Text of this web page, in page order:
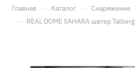
Главная — Каталог — Снаряжение
— REAL DOME SAHARA шатер Talberg